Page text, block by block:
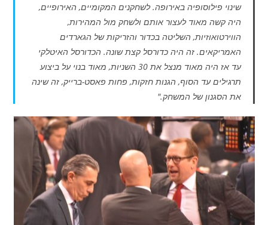
שינוי פילוסופיה באירופה. לשחקנים המקומיים, האירופיים,
היה קשה מאוד לעצור אותם ולשחק מול המהירות,
הווירטואוזיות, השליטה בכדור והזריקות של הגארדים
האמריקאים. זה היה כדורסל קצת שונה. הכדורסל האיטלקי
עד אז היה מאוד מנצל את 30 השניות, מאוד בנוי על ביצוע
תרגילים עד הסוף, הגנות חזקות, פחות פאסט-ברייק, זה שינה
את הסגנון של המשחק."